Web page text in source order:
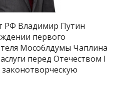
РФ Владимир Путин
первого
Мособлдумы Чаплина
перед Отечеством I